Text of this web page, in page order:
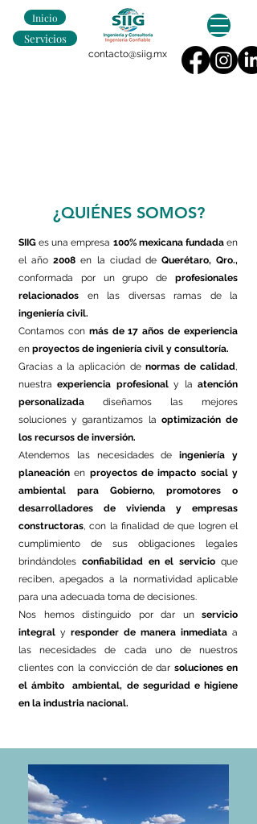
Inicio
Servicios
contacto@siig.mx
¿QUIÉNES SOMOS?
SIIG es una empresa 100% mexicana fundadaen
el año2008en la ciudad de Querétaro, Qro.,
conformada por un grupo de profesionales
relacionados en las diversas ramas de la
ingeniería civil.
Contamos con más de 17 años de experiencia
en proyectos de ingeniería civil y consultoría.
Gracias a la aplicación de normas de calidad,
nuestraexperiencia profesionaly laatención
personalizada diseñamos las mejores
soluciones y garantizamos la optimización de
los recursos de inversión.
Atendemos las necesidades deingeniería y
planeación en proyectos de impacto social y
ambiental
para Gobierno, promotores o
desarrolladores de vivienda y empresas
constructoras, con la finalidad de que logren el
cumplimiento de sus obligaciones legales
brindándoles confiabilidad en el servicio que
reciben, apegados a la normatividad aplicable
para una adecuada toma de decisiones.
Nos hemos distinguido por dar un servicio
integral y responder de manera inmediata a
las necesidades de cada uno de nuestros
clientes con la convicción de dar soluciones en
el ámbito ambiental, de seguridad e higiene
en la industria nacional.